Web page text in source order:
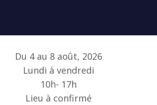
Du 4 au 8 août, 2026
Lundi à vendredi
10h- 17h
Lieu à confirmé